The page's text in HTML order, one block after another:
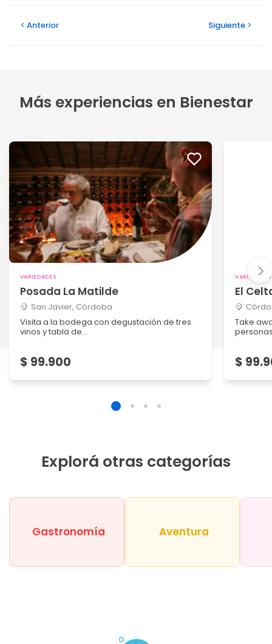
Anterior Siguiente
Más experiencias en Bienestar
VARIEDADES
Posada La Matilde
San Javier, Córdoba
Visita a la bodega con degustación de tres
vinos y tabla de...
$ 99.900
VARIEDADES
El
Take
$
Explorá otras categorías
Gastronomía Aventura